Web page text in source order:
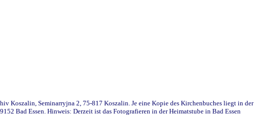
Koszalin, Seminarryjna 2, 75-817 Koszalin. Je eine Kopie des Kirchenbuches liegt in der
Bad Essen. Hinweis: Derzeit ist das Fotografieren in der Heimatstube in Bad Essen